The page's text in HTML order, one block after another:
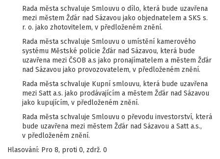
Rada města schvaluje Smlouvu o dílo, která bude uzavřena
mezi městem Žďár nad Sázavou jako objednatelem a SKS s.
r. o. jako zhotovitelem, v předloženém znění.
Rada města schvaluje Smlouvu o umístění kamerového
systému Městské policie Žďár nad Sázavou, která bude
uzavřena mezi ČSOB a.s jako pronajímatelem a městem Žďár
nad Sázavou jako provozovatelem, v předloženém znění.
Rada města schvaluje Kupní smlouvu, která bude uzavřena
mezi Satt a.s. jako prodávajícím a městem Žďár nad Sázavou
jako kupujícím, v předloženém znění.
Rada města schvaluje Smlouvu o převodu investorství, která
bude uzavřena mezi městem Žďár nad Sázavou a Satt a.s.,
v předloženém znění.
Hlasování: Pro 8, proti 0, zdrž. 0